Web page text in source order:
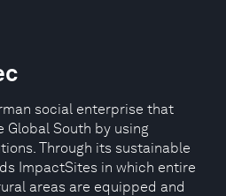
social enterprise that
Global South by using
Through its sustainable
ImpactSites in which entire
areas are equipped and